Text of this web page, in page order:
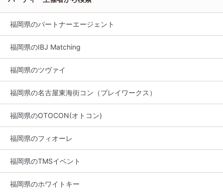
福岡県のパートナーエージェント
福岡県のIBJ Matching
福岡県のツヴァイ
福岡県の名古屋東海街コン（プレイワークス）
福岡県のOTOCON(オトコン)
福岡県のフィオーレ
福岡県のTMSイベント
福岡県のホワイトキー